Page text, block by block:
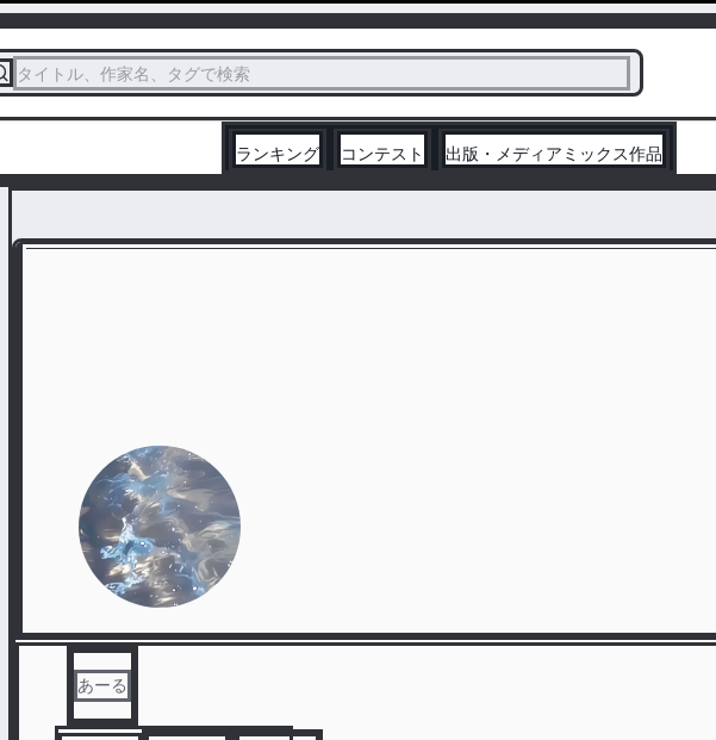
タイトル、作家名、タグで検索
ランキング コンテスト 出版・メディアミックス作品
あーる